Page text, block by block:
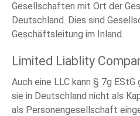
Gesellschaften mit Ort der
Deutschland. Dies sind
Geschäftsleitung im Inland.
Limited Liablity
Auch eine LLC kann § 7g
sie in Deutschland nicht als
als Personengesellschaft